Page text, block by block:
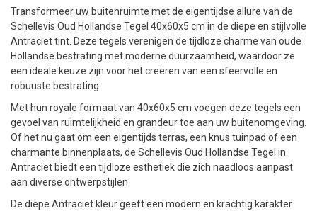
Transformeer uw buitenruimte met de eigentijdse allure van de
Schellevis Oud Hollandse Tegel 40x60x5 cm in de diepe en stijlvolle
Antraciet tint. Deze tegels verenigen de tijdloze charme van oude
Hollandse bestrating met moderne duurzaamheid, waardoor ze
een ideale keuze zijn voor het creëren van een sfeervolle en
robuuste bestrating.
Met hun royale formaat van 40x60x5 cm voegen deze tegels een
gevoel van ruimtelijkheid en grandeur toe aan uw buitenomgeving.
Of het nu gaat om een eigentijds terras, een knus tuinpad of een
charmante binnenplaats, de Schellevis Oud Hollandse Tegel in
Antraciet biedt een tijdloze esthetiek die zich naadloos aanpast
aan diverse ontwerpstijlen.
De diepe Antraciet kleur geeft een modern en krachtig karakter